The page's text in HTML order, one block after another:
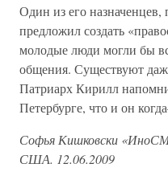
Один из его
предложил создать
молодые люди могли бы
общения. Существуют
Патриарх Кирилл
Петербурге, что и он
Софья Кишковски
США. 12.06.2009